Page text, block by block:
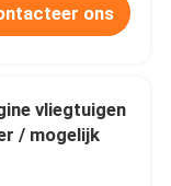
ons
vliegtuigen
/ mogelijk